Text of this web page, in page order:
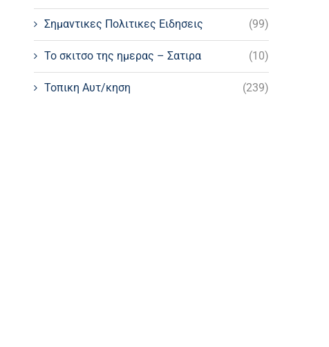
Σημαντικες Πολιτικες Ειδησεις (99)
Το σκιτσο της ημερας – Σατιρα (10)
Τοπικη Αυτ/κηση (239)